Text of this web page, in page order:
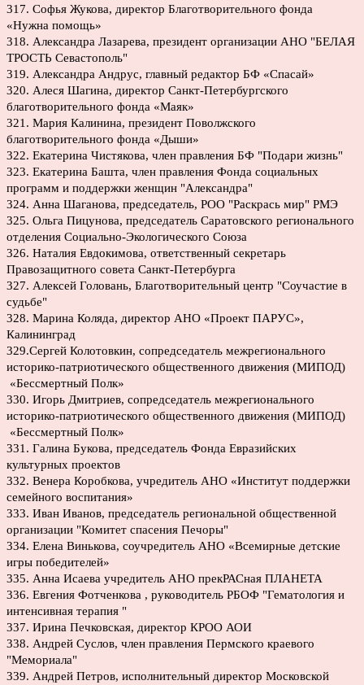
317. Софья Жукова, директор Благотворительного фонда
«Нужна помощь»
318. Александра Лазарева, президент организации АНО "БЕЛАЯ
ТРОСТЬ Севастополь"
319. Александра Андрус, главный редактор БФ «Спасай»
320. Алеся Шагина, директор Санкт-Петербургского
благотворительного фонда «Маяк»
321. Мария Калинина, президент Поволжского
благотворительного фонда «Дыши»
322. Екатерина Чистякова, член правления БФ "Подари жизнь"
323. Екатерина Башта, член правления Фонда социальных
программ и поддержки женщин "Александра"
324. Анна Шаганова, председатель, РОО "Раскрась мир" РМЭ
325. Ольга Пицунова, председатель Саратовского регионального
отделения Социально-Экологического Союза
326. Наталия Евдокимова, ответственный секретарь
Правозащитного совета Санкт-Петербурга
327. Алексей Головань, Благотворительный центр "Соучастие в
судьбе"
328. Марина Коляда, директор АНО «Проект ПАРУС»,
Калининград
329.Сергей Колотовкин, сопредседатель межрегионального
историко-патриотического общественного движения (МИПОД)
«Бессмертный Полк»
330. Игорь Дмитриев, сопредседатель межрегионального
историко-патриотического общественного движения (МИПОД)
«Бессмертный Полк»
331. Галина Букова, председатель Фонда Евразийских
культурных проектов
332. Венера Коробкова, учредитель АНО «Институт поддержки
семейного воспитания»
333. Иван Иванов, председатель региональной общественной
организации "Комитет спасения Печоры"
334. Елена Винькова, соучредитель АНО «Всемирные детские
игры победителей»
335. Анна Исаева учредитель АНО прекРАСная ПЛАНЕТА
336. Евгения Фотченкова , руководитель РБОФ "Гематология и
интенсивная терапия "
337. Ирина Печковская, директор КРОО АОИ
338. Андрей Суслов, член правления Пермского краевого
"Мемориала"
339. Андрей Петров, исполнительный директор Московской